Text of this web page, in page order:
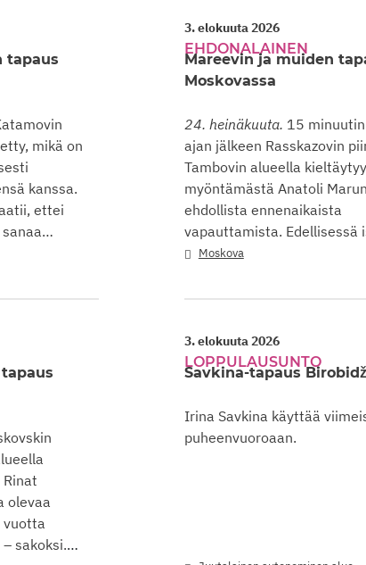
tapaus
mikä on
kanssa.
ettei
sanaa…
olevaa
vuotta
sakoksi.
3. elokuuta 2026
EHDONALAINEN
Mareevin ja muiden
Moskovassa
24. heinäkuuta. 15
ajan jälkeen Rasskazovin
Tambovin alueella kieltäytyy
myöntämästä Anatoli
ehdollista ennenaikaista
vapauttamista. Edellisessä
tuomari kysyi…
Moskova
3. elokuuta 2026
LOPPULAUSUNTO
Savkina-tapaus
Irina Savkina käyttää
puheenvuoroaan.